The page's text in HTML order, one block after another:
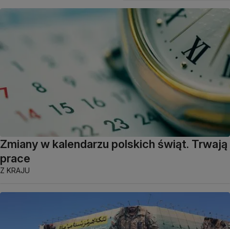
Zmiany w kalendarzu polskich świąt. Trwają
prace
Z KRAJU